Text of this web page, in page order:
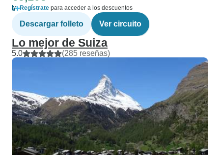
Regístrate para acceder a los descuentos
Descargar folleto Ver circuito
Lo mejor de Suiza
5.0 (285 reseñas)